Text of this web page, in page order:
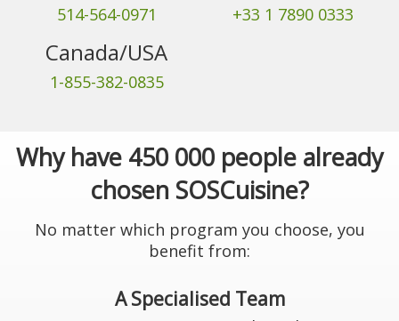
514-564-0971
Canada/USA
1-855-382-0835
+33 1 7890 0333
Why have 450 000 people already
chosen SOSCuisine?
No matter which program you choose, you
benefit from:
A Specialised Team